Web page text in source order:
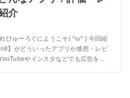
介
びゅーろぐにようこそ( ^ω^ ) 今回紹
】がどういったアプリか感想・レビ
やインスタなどでも広告を...